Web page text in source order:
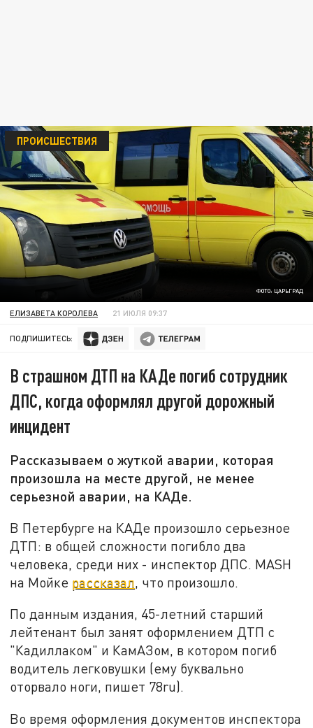
ФОТО: ЦАРЬГРАД
ПРОИСШЕСТВИЯ
ЕЛИЗАВЕТА КОРОЛЕВА 21 ИЮЛЯ 09:37
ПОДПИШИТЕСЬ:
В страшном ДТП на КАДе погиб сотрудник
ДПС, когда оформлял другой дорожный
инцидент
Рассказываем о жуткой аварии, которая
произошла на месте другой, не менее
серьезной аварии, на КАДе.
В Петербурге на КАДе произошло серьезное
ДТП: в общей сложности погибло два
человека, среди них - инспектор ДПС. MASH
на Мойке рассказал, что произошло.
По данным издания, 45-летний старший
лейтенант был занят оформлением ДТП с
"Кадиллаком" и КамАЗом, в котором погиб
водитель легковушки (ему буквально
оторвало ноги, пишет 78ru).
Во время оформления документов инспектора